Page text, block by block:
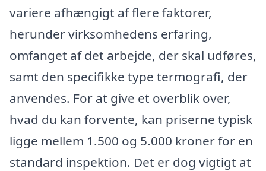
variere afhængigt af flere faktorer,
herunder virksomhedens erfaring,
omfanget af det arbejde, der skal udføres,
samt den specifikke type termografi, der
anvendes. For at give et overblik over,
hvad du kan forvente, kan priserne typisk
ligge mellem 1.500 og 5.000 kroner for en
standard inspektion. Det er dog vigtigt at